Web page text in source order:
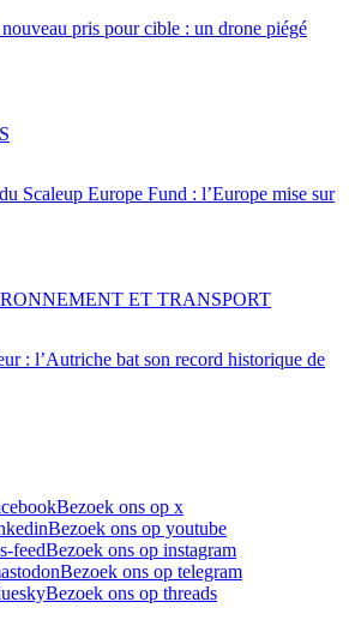
pris pour cible : un drone piégé
Scaleup Europe Fund : l’Europe mise sur
: l’Autriche bat son record historique de
ET TRANSPORT
Bezoek ons op x
Bezoek ons op youtube
feedBezoek ons op instagram
Bezoek ons op telegram
Bezoek ons op threads